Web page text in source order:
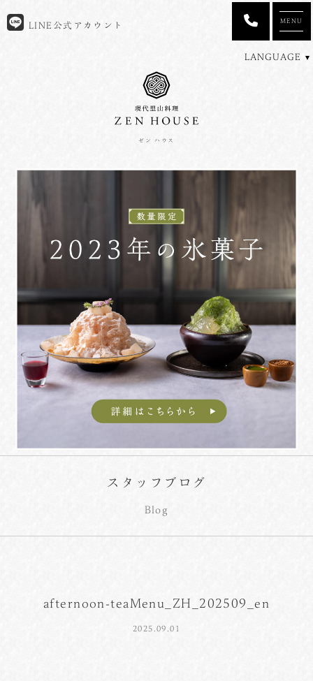
ゼン ハウス
LINE公式アカウント
LANGUAGE
MENU
スタッフブログ
Blog
afternoon-teaMenu_ZH_202509_en
2025.09.01